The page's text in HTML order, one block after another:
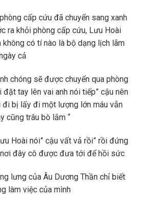
cấp cứu đã chuyển sang xanh
ra khỏi phòng cấp cứu, Lưu Hoài
không có tí nào là bộ dạng lịch lãm
cả
chóng sẽ được chuyển qua phòng
đặt tay lên vai anh nói tiếp” cậu nên
đi bị lấy đi một lượng lớn máu vẫn
cũng trâu bò lắm “
Hoài nói” cậu vất vả rồi” rồi đứng
đây cô được đưa tới để hồi sức
lưng của Âu Dương Thần chỉ biết
làm việc của mình